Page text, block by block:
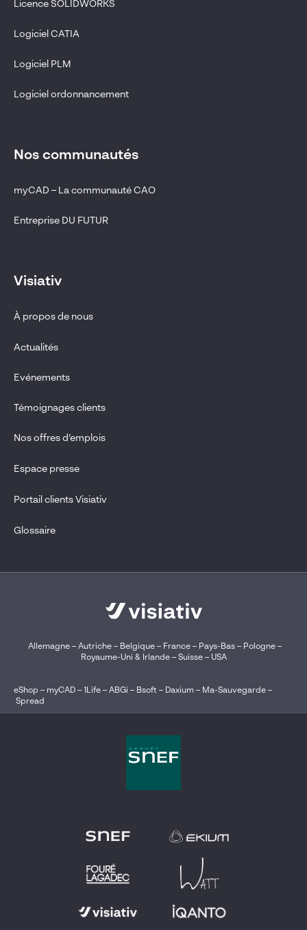
Licence SOLIDWORKS
Logiciel CATIA
Logiciel PLM
Logiciel ordonnancement
Nos communautés
myCAD – La communauté CAO
Entreprise DU FUTUR
Visiativ
À propos de nous
Actualités
Evénements
Témoignages clients
Nos offres d’emplois
Espace presse
Portail clients Visiativ
Glossaire
Allemagne– Autriche– Belgique – France– Pays-Bas– Pologne–
Royaume-Uni & Irlande– Suisse– USA
eShop – myCAD – 1Life – ABGi – Bsoft – Daxium – Ma-Sauvegarde –
Spread